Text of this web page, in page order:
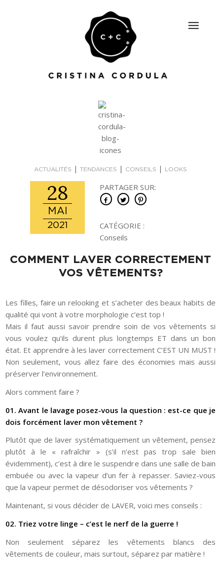
ACTUALITÉS | TENDANCES | CONSEILS | LOOKS
28
MAI
2021
PARTAGER SUR:
CATÉGORIE :
Conseils
COMMENT LAVER CORRECTEMENT
VOS VÊTEMENTS?
Les filles, faire un relooking et s’acheter des beaux habits de
qualité qui vont à votre morphologie c’est top !
Mais il faut aussi savoir prendre soin de vos vêtements si
vous voulez qu’ils durent plus longtemps ET dans un bon
état. Et apprendre à les laver correctement C’EST UN MUST !
Non seulement, vous allez faire des économies mais aussi
préserver l’environnement.
Alors comment faire ?
01. Avant le lavage posez-vous la question : est-ce que je
dois forcément laver mon vêtement ?
Plutôt que de laver systématiquement un vêtement, pensez
plutôt à le « rafraîchir » (s’il n’est pas trop sale bien
évidemment), c’est à dire le suspendre dans une salle de bain
embuée ou avec la vapeur d’un fer à repasser. Saviez-vous
que la vapeur permet de désodoriser vos vêtements ?
Maintenant, si vous décider de LAVER, voici mes conseils :
02. Triez votre linge – c’est le nerf de la guerre !
Non seulement séparez les vêtements blancs des
vêtements de couleur, mais surtout, séparez par matière !